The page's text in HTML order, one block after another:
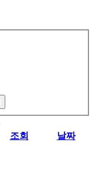
조회 날짜